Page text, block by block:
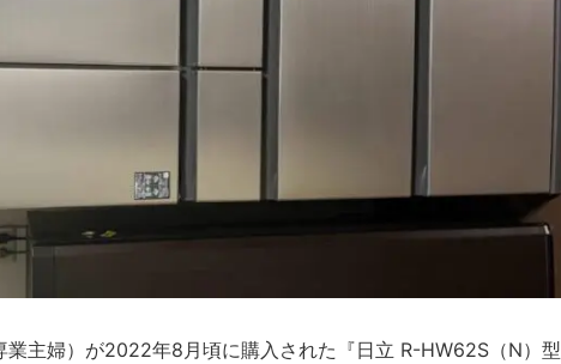
主婦）が2022年8月頃に購入された『日立 R-HW62S（N）型